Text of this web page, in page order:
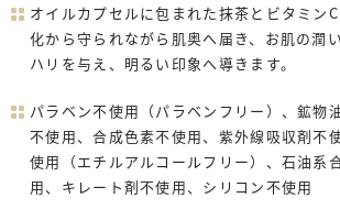
オイルカプセルに包まれた抹茶とビタミン
化から守られながら肌奥へ届き、お肌の潤
ハリを与え、明るい印象へ導きます。
パラベン不使用（パラベンフリー）、鉱物
不使用、合成色素不使用、紫外線吸収剤不
使用（エチルアルコールフリー）、石油系
用、キレート剤不使用、シリコン不使用